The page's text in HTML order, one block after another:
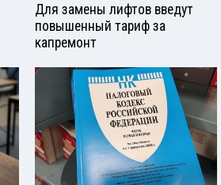
Для замены лифтов введут
повышенный тариф за
капремонт